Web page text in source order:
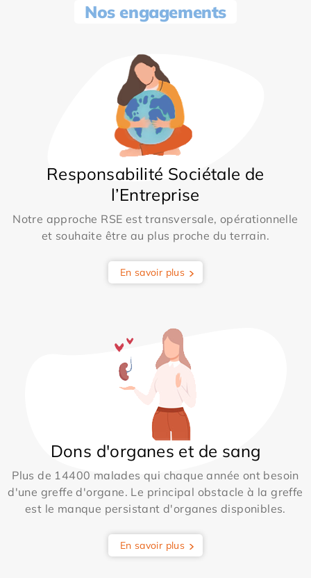
Nos engagements
Responsabilité Sociétale de
l’Entreprise
Notre approche RSE est transversale, opérationnelle
et souhaite être au plus proche du terrain.
En savoir plus
Dons d'organes et de sang
Plus de 14400 malades qui chaque année ont besoin
d'une greffe d'organe. Le principal obstacle à la greffe
est le manque persistant d'organes disponibles.
En savoir plus